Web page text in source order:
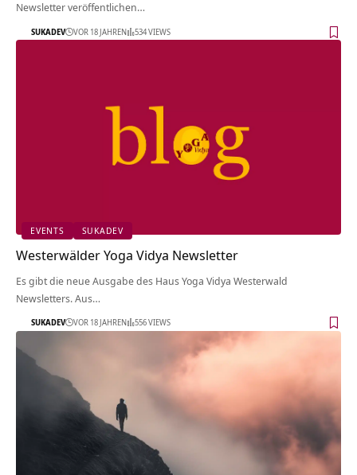
Newsletter veröffentlichen…
SUKADEV VOR 18 JAHREN 534 VIEWS
EVENTS SUKADEV
Westerwälder Yoga Vidya Newsletter
Es gibt die neue Ausgabe des Haus Yoga Vidya Westerwald
Newsletters. Aus…
SUKADEV VOR 18 JAHREN 556 VIEWS